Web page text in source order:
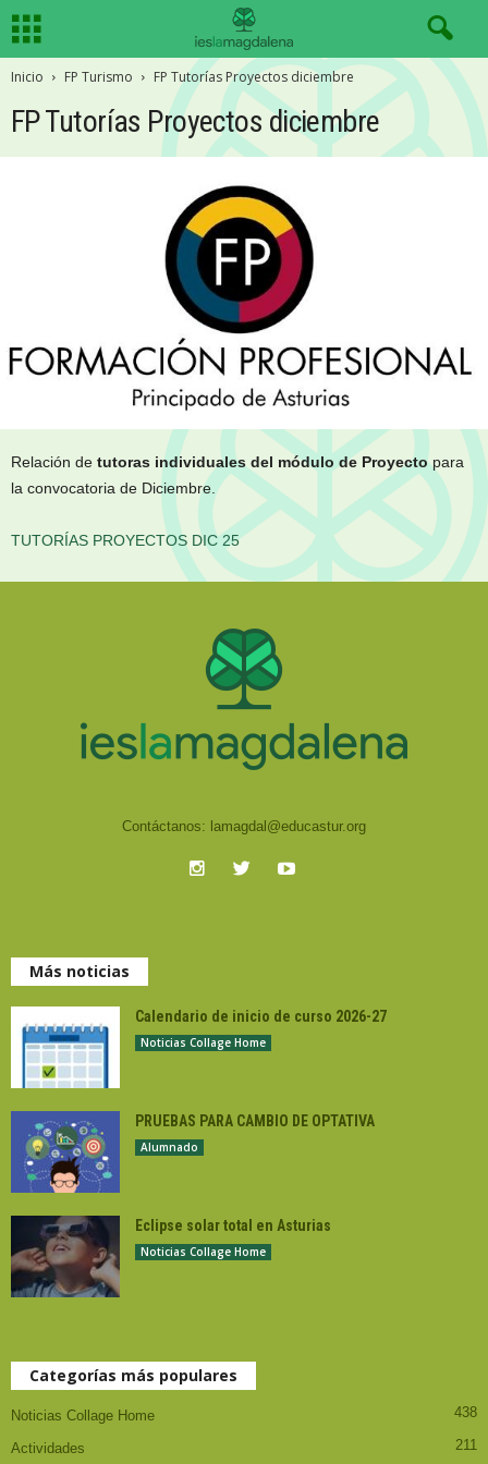
Inicio FP Turismo FP Tutorías Proyectos diciembre
FP Tutorías Proyectos diciembre
Relación de tutoras individuales del módulo de Proyectopara
la convocatoria de Diciembre.
TUTORÍAS PROYECTOS DIC 25
Contáctanos: lamagdal@educastur.org
Más noticias
Calendario de inicio de curso 2026-27
Noticias Collage Home
PRUEBAS PARA CAMBIO DE OPTATIVA
Alumnado
Eclipse solar total en Asturias
Noticias Collage Home
Categorías más populares
Noticias Collage Home 438
Actividades 211